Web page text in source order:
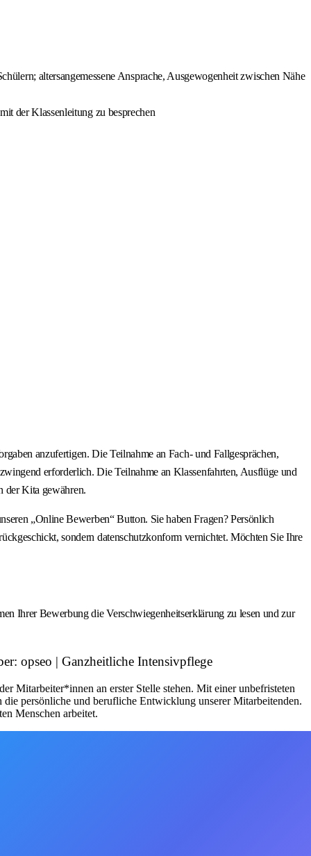
altersangemessene Ansprache, Ausgewogenheit zwischen Nähe
der Klassenleitung zu besprechen
anzufertigen. Die Teilnahme an Fach- und Fallgesprächen,
erforderlich. Die Teilnahme an Klassenfahrten, Ausflüge und
der Kita gewähren.
„Online Bewerben“ Button. Sie haben Fragen? Persönlich
sondern datenschutzkonform vernichtet. Möchten Sie Ihre
Ihrer Bewerbung die Verschwiegenheitserklärung zu lesen und zur
opseo | Ganzheitliche Intensivpflege
Mitarbeiter*innen an erster Stelle stehen. Mit einer unbefristeten
persönliche und berufliche Entwicklung unserer Mitarbeitenden.
Menschen arbeitet.